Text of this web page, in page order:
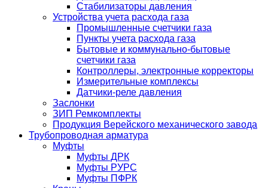
Стабилизаторы давления
Устройства учета расхода газа
Промышленные счетчики газа
Пункты учета расхода газа
Бытовые и коммунально-бытовые
счетчики газа
Контроллеры, электронные корректоры
Измерительные комплексы
Датчики-реле давления
Заслонки
ЗИП Ремкомплекты
Продукция Верейского механического завода
Трубопроводная арматура
Муфты
Муфты ДРК
Муфты РУРС
Муфты ПФРК